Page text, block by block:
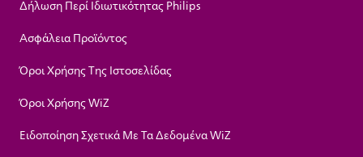
Δήλωση Περί Ιδιωτικότητας Philips
Ασφάλεια Προϊόντος
Όροι Χρήσης Της Ιστοσελίδας
Όροι Χρήσης WiZ
Ειδοποίηση Σχετικά Με Τα Δεδομένα WiZ